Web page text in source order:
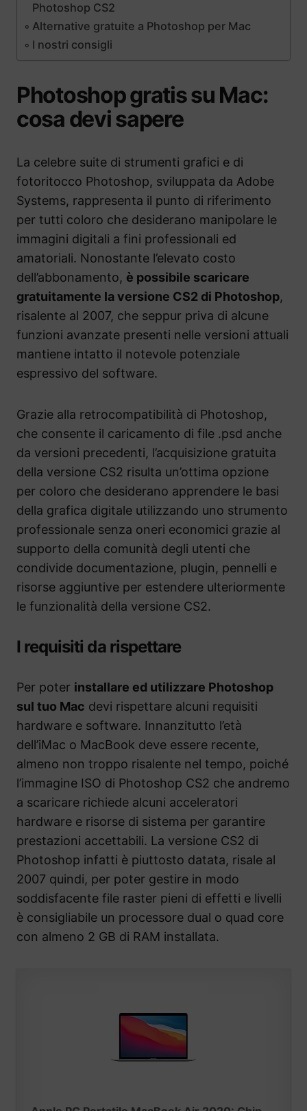
Photoshop CS2
Alternative gratuite a Photoshop per Mac
I nostri consigli
Photoshop gratis su Mac:
cosa devi sapere
La celebre suite di strumenti grafici e di
fotoritocco Photoshop, sviluppata da Adobe
Systems, rappresenta il punto di riferimento
per tutti coloro che desiderano manipolare le
immagini digitali a fini professionali ed
amatoriali. Nonostante l’elevato costo
dell’abbonamento, è possibile scaricare
gratuitamente la versione CS2 di Photoshop,
risalente al 2007, che seppur priva di alcune
funzioni avanzate presenti nelle versioni attuali
mantiene intatto il notevole potenziale
espressivo del software.
Grazie alla retrocompatibilità di Photoshop,
che consente il caricamento di file .psd anche
da versioni precedenti, l’acquisizione gratuita
della versione CS2 risulta un’ottima opzione
per coloro che desiderano apprendere le basi
della grafica digitale utilizzando uno strumento
professionale senza oneri economici grazie al
supporto della comunità degli utenti che
condivide documentazione, plugin, pennelli e
risorse aggiuntive per estendere ulteriormente
le funzionalità della versione CS2.
I requisiti da rispettare
Per poter installare ed utilizzare Photoshop
sul tuo Mac devi rispettare alcuni requisiti
hardware e software. Innanzitutto l’età
dell’iMac o MacBook deve essere recente,
almeno non troppo risalente nel tempo, poiché
l’immagine ISO di Photoshop CS2 che andremo
a scaricare richiede alcuni acceleratori
hardware e risorse di sistema per garantire
prestazioni accettabili. La versione CS2 di
Photoshop infatti è piuttosto datata, risale al
2007 quindi, per poter gestire in modo
soddisfacente file raster pieni di effetti e livelli
è consigliabile un processore dual o quad core
con almeno 2 GB di RAM installata.